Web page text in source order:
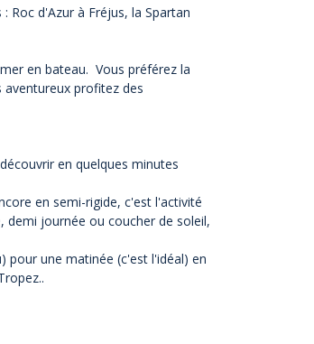
Roc d'Azur à Fréjus, la Spartan
en bateau. Vous préférez la
aventureux profitez des
en quelques minutes
en semi-rigide, c'est l'activité
demi journée ou coucher de soleil,
pour une matinée (c'est l'idéal) en